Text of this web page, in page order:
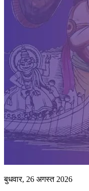
बुधवार, 26 अगस्त 2026